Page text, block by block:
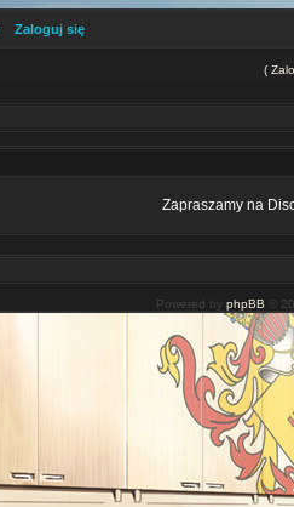
Zaloguj się
(
Zapraszamy na
Powered by phpBB ©